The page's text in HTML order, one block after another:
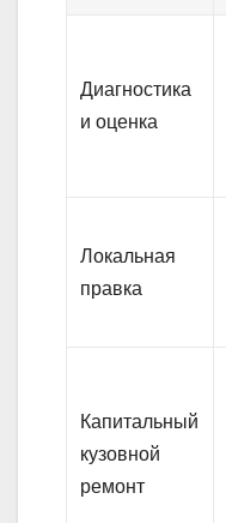
Диагностика
и оценка
Локальная
правка
Капитальный
кузовной
ремонт